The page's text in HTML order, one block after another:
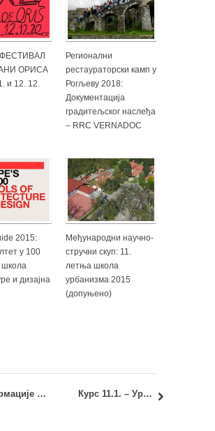
ОРИСА
и 12. 12.
Регионални
рестаураторски камп у
Рогљеву 2018:
Документација
градитељског наслеђа
– RRC VERNADOC
2015:
у 100
школа
и дизајна
Међународни научно-
стручни скуп: 11.
летња школа
урбанизма 2015
(допуњено)
Информације за полагање Пријемног испита 2014. Курс 11.1. – Урбана структура и Курс М1.1. – Историја и теорија урбанизма: Враћање радова и записника